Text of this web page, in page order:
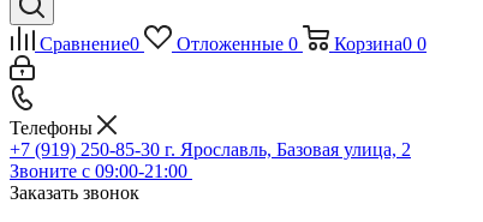
Сравнение0 Отложенные 0 Корзина0 0
Телефоны
+7 (919) 250-85-30 г. Ярославль, Базовая улица, 2
Звоните с 09:00-21:00
Заказать звонок